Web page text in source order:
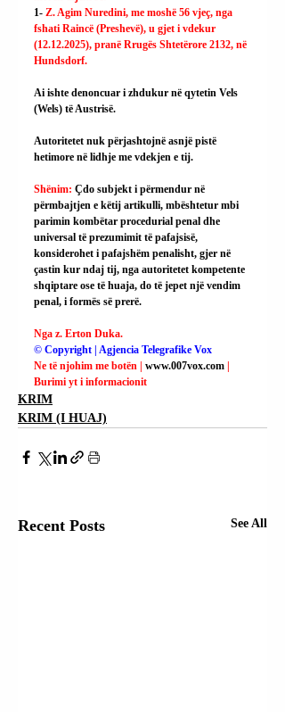
1- Z. Agim Nuredini, me moshë 56 vjeç, nga
fshati Raincë (Preshevë), u gjet i vdekur
(12.12.2025), pranë Rrugës Shtetërore 2132, në
Hundsdorf.
Ai ishte denoncuar i zhdukur në qytetin Vels
(Wels) të Austrisë.
Autoritetet nuk përjashtojnë asnjë pistë
hetimore në lidhje me vdekjen e tij.
Shënim: Çdo subjekt i përmendur në
përmbajtjen e këtij artikulli, mbështetur mbi
parimin kombëtar procedurial penal dhe
universal të prezumimit të pafajsisë,
konsiderohet i pafajshëm penalisht, gjer në
çastin kur ndaj tij, nga autoritetet kompetente
shqiptare ose të huaja, do të jepet një vendim
penal, i formës së prerë.
Nga z. Erton Duka.
© Copyright | Agjencia Telegrafike Vox
Ne të njohim me botën | www.007vox.com |
Burimi yt i informacionit
KRIM
KRIM (I HUAJ)
Recent Posts See All